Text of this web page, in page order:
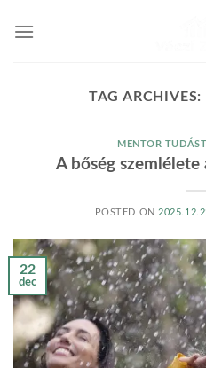
TAG ARCHIVES:
MENTOR
A bőség
POSTED ON
22
dec